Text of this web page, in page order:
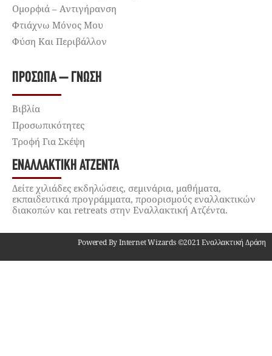
Ομορφιά – Αντιγήρανση
Φτιάχνω Μόνος Μου
Φύση Και Περιβάλλον
ΠΡΌΣΩΠΑ – ΓΝΏΣΗ
Βιβλία
Προσωπικότητες
Τροφή Για Σκέψη
ΕΝΑΛΛΑΚΤΙΚΉ ΑΤΖΈΝΤΑ
Δείτε χιλιάδες εκδηλώσεις, σεμινάρια, μαθήματα,
εκπαιδευτικά προγράμματα, προορισμούς εναλλακτικών
διακοπών και retreats στην Εναλλακτική Ατζέντα.
Powered By Internet Wizards ©2021 Εναλλακτική Δράση